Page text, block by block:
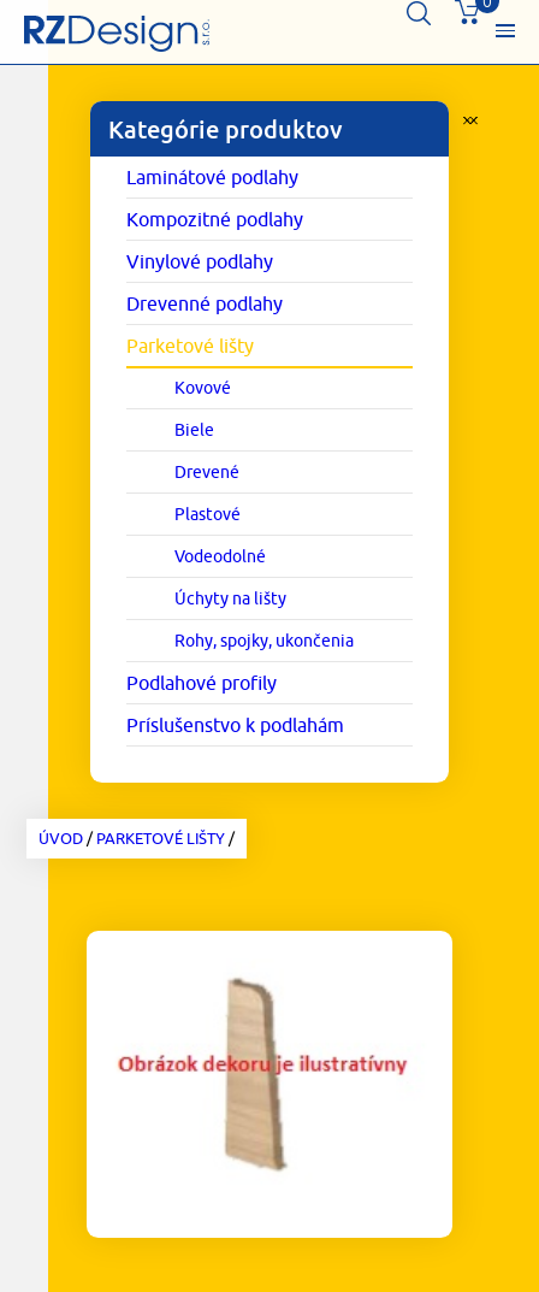
Kategórie produktov
Laminátové podlahy
Kompozitné podlahy
Vinylové podlahy
Drevenné podlahy
Parketové lišty
Kovové
Biele
Drevené
Plastové
Vodeodolné
Úchyty na lišty
Rohy, spojky, ukončenia
Podlahové profily
Príslušenstvo k podlahám
ÚVOD/PARKETOVÉ LIŠTY/